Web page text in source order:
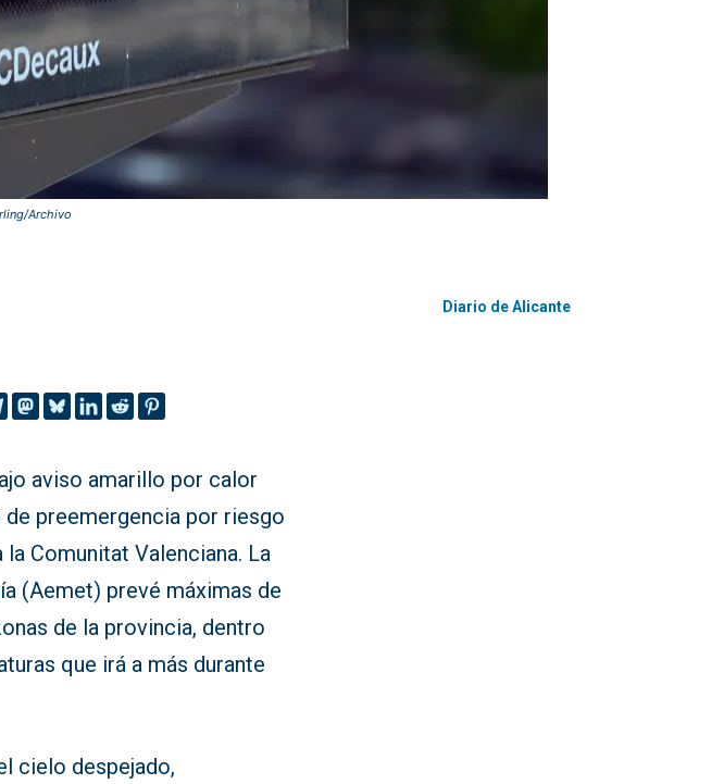
Archivo
Diario de Alicante
aviso amarillo por calor
preemergencia por riesgo
Comunitat Valenciana. La
(Aemet) prevé máximas de
de la provincia, dentro
que irá a más durante
cielo despejado,